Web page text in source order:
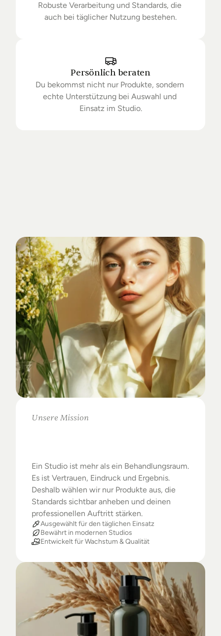
Robuste Verarbeitung und Standards, die
auch bei täglicher Nutzung bestehen.
Persönlich beraten
Du bekommst nicht nur Produkte, sondern
echte Unterstützung bei Auswahl und
Einsatz im Studio.
Studio-Alltag.
Unsere Mission
Ein Studio ist mehr als ein Behandlungsraum.
Es ist Vertrauen, Eindruck und Ergebnis.
Deshalb wählen wir nur Produkte aus, die
Standards sichtbar anheben und deinen
professionellen Auftritt stärken.
Ausgewählt für den täglichen Einsatz
Bewährt in modernen Studios
Entwickelt für Wachstum & Qualität